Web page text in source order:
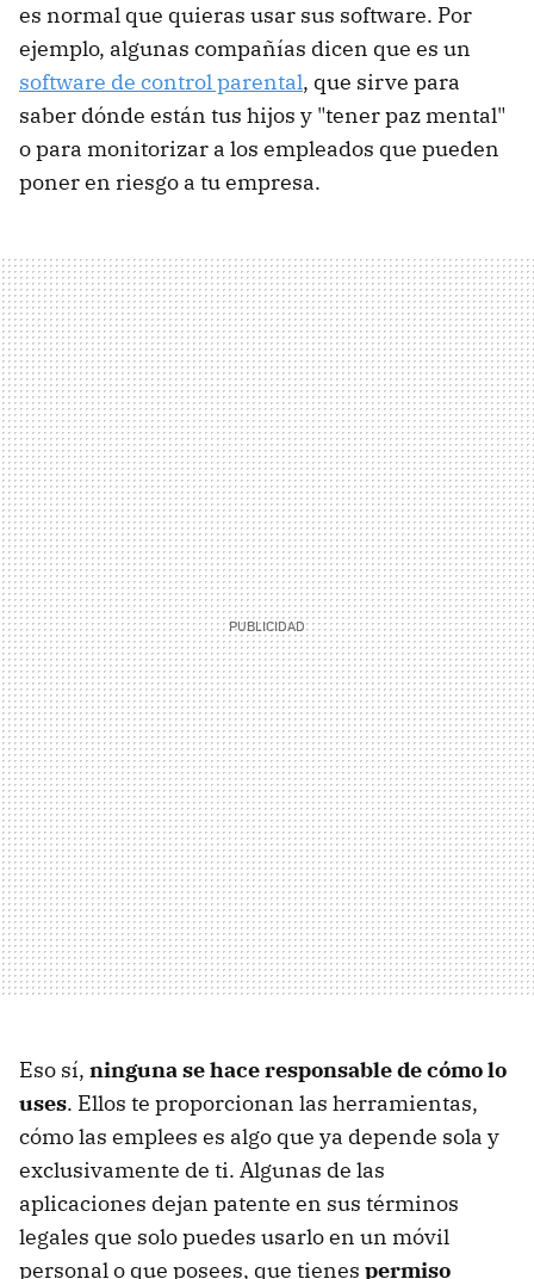
es normal que quieras usar sus software. Por
ejemplo, algunas compañías dicen que es un
software de control parental, que sirve para
saber dónde están tus hijos y "tener paz mental"
o para monitorizar a los empleados que pueden
poner en riesgo a tu empresa.
Eso sí, ninguna se hace responsable de cómo lo
uses. Ellos te proporcionan las herramientas,
cómo las emplees es algo que ya depende sola y
exclusivamente de ti. Algunas de las
aplicaciones dejan patente en sus términos
legales que solo puedes usarlo en un móvil
personal o que posees, que tienes permiso